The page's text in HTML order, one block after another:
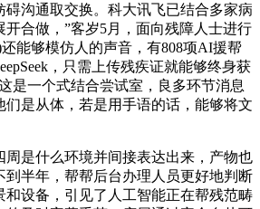
碍沟通取交换。科大讯飞已结合多家病
开合做，”客岁5月，面向残障人士进行
能够模仿人的声音，有808项AI援帮
，只需上传残疾证就能够终身获
是一个式结合尝试室，良多环节消息
们是从体，若是用手语的话，能够将文
是什么环境并间接表达出来，产物也
到半年，帮帮后台办理人员更好地判断
和设备，引见了人工智能正在帮残范畴